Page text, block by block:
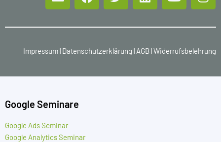
Impressum| Datenschutzerklärung | AGB|Widerrufsbelehrung
Google Seminare
Google Ads Seminar
Google Analytics Seminar